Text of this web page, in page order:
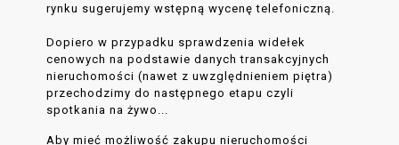
rynku sugerujemy wstępną wycenę telefoniczną.
Dopiero w przypadku sprawdzenia widełek
cenowych na podstawie danych transakcyjnych
nieruchomości (nawet z uwzględnieniem piętra)
przechodzimy do następnego etapu czyli
spotkania na żywo...
Aby mieć możliwość zakupu nieruchomości